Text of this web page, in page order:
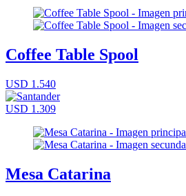
Coffee Table Spool
USD 1.540
USD 1.309
Mesa Catarina